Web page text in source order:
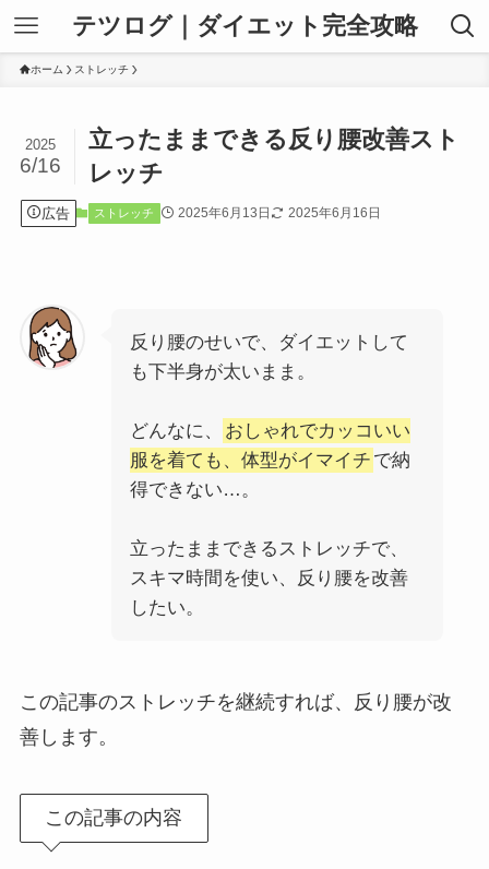
テツログ｜ダイエット完全攻略
ホーム ストレッチ
立ったままできる反り腰改善スト
レッチ
2025
6/16
広告 ストレッチ 2025年6月13日 2025年6月16日
反り腰のせいで、ダイエットして
も下半身が太いまま。
どんなに、
おしゃれでカッコいい
服を着ても、体型がイマイチ で納
得できない…。
立ったままできるストレッチで、
スキマ時間を使い、反り腰を改善
したい。
この記事のストレッチを継続すれば、反り腰が改
善します。
この記事の内容